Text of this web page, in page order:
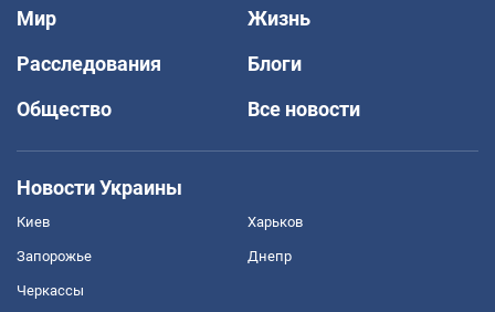
Мир
Жизнь
Расследования
Блоги
Общество
Все новости
Новости Украины
Киев Харьков
Запорожье Днепр
Черкассы